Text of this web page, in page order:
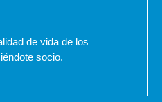
de vida de los
socio.